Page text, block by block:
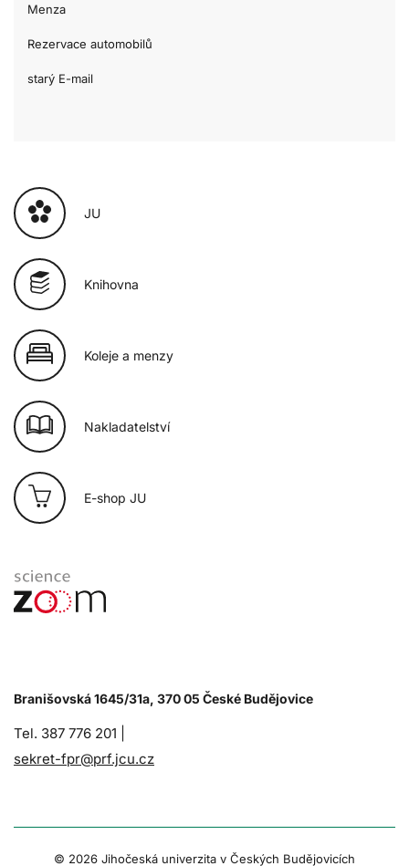
Menza
Rezervace automobilů
starý E-mail
JU
Knihovna
Koleje a menzy
Nakladatelství
E-shop JU
Branišovská 1645/31a, 370 05 České Budějovice
Tel. 387 776 201 |
sekret-fpr@prf.jcu.cz
© 2026 Jihočeská univerzita v Českých Budějovicích